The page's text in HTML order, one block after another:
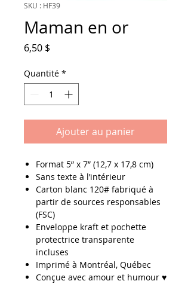
SKU : HF39
Maman en or
6,50 $
Quantité *
Ajouter au panier
Format 5” x 7” (12,7 x 17,8 cm)
Sans texte à l’intérieur
Carton blanc 120# fabriqué à
partir de sources responsables
(FSC)
Enveloppe kraft et pochette
protectrice transparente
incluses
Imprimé à Montréal, Québec
Conçue avec amour et humour ♥